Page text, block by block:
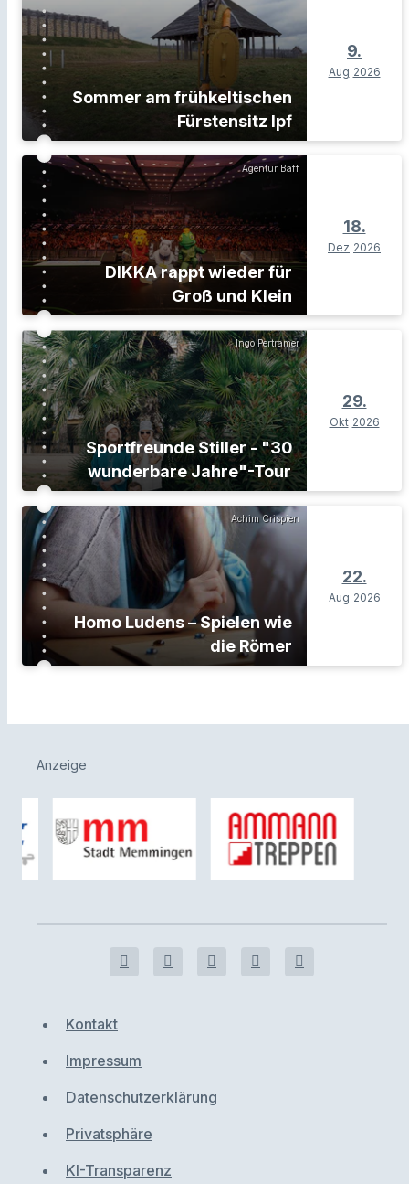
Sommer am frühkeltischen
Fürstensitz Ipf
9.
Aug 2026
Agentur Baff
DIKKA rappt wieder für
Groß und Klein
18.
Dez 2026
Ingo Pertramer
Sportfreunde Stiller - "30
wunderbare Jahre"-Tour
29.
Okt 2026
Achim Crispien
Homo Ludens – Spielen wie
die Römer
22.
Aug 2026
Anzeige
Kontakt
Impressum
Datenschutzerklärung
Privatsphäre
KI-Transparenz